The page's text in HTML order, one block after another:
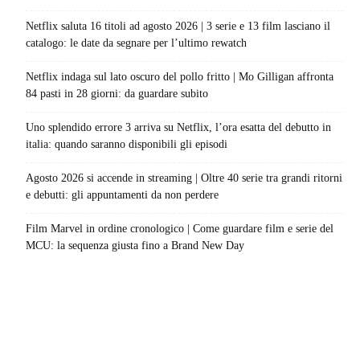
Netflix saluta 16 titoli ad agosto 2026 | 3 serie e 13 film lasciano il
catalogo: le date da segnare per l’ultimo rewatch
Netflix indaga sul lato oscuro del pollo fritto | Mo Gilligan affronta
84 pasti in 28 giorni: da guardare subito
Uno splendido errore 3 arriva su Netflix, l’ora esatta del debutto in
italia: quando saranno disponibili gli episodi
Agosto 2026 si accende in streaming | Oltre 40 serie tra grandi ritorni
e debutti: gli appuntamenti da non perdere
Film Marvel in ordine cronologico | Come guardare film e serie del
MCU: la sequenza giusta fino a Brand New Day